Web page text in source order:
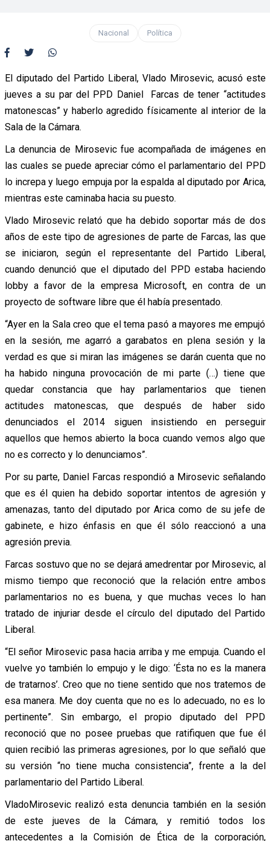
Nacional Política
El diputado del Partido Liberal, Vlado Mirosevic, acusó este
jueves a su par del PPD Daniel Farcas de tener “actitudes
matonescas” y haberlo agredido físicamente al interior de la
Sala de la Cámara.
La denuncia de Mirosevic fue acompañada de imágenes en
las cuales se puede apreciar cómo el parlamentario del PPD
lo increpa y luego empuja por la espalda al diputado por Arica,
mientras este caminaba hacia su puesto.
Vlado Mirosevic relató que ha debido soportar más de dos
años de este tipo de agresiones de parte de Farcas, las que
se iniciaron, según el representante del Partido Liberal,
cuando denunció que el diputado del PPD estaba haciendo
lobby a favor de la empresa Microsoft, en contra de un
proyecto de software libre que él había presentado.
“Ayer en la Sala creo que el tema pasó a mayores me empujó
en la sesión, me agarró a garabatos en plena sesión y la
verdad es que si miran las imágenes se darán cuenta que no
ha habido ninguna provocación de mi parte (…) tiene que
quedar constancia que hay parlamentarios que tienen
actitudes matonescas, que después de haber sido
denunciados el 2014 siguen insistiendo en perseguir
aquellos que hemos abierto la boca cuando vemos algo que
no es correcto y lo denunciamos”.
Por su parte, Daniel Farcas respondió a Mirosevic señalando
que es él quien ha debido soportar intentos de agresión y
amenazas, tanto del diputado por Arica como de su jefe de
gabinete, e hizo énfasis en que él sólo reaccionó a una
agresión previa.
Farcas sostuvo que no se dejará amedrentar por Mirosevic, al
mismo tiempo que reconoció que la relación entre ambos
parlamentarios no es buena, y que muchas veces lo han
tratado de injuriar desde el círculo del diputado del Partido
Liberal.
“El señor Mirosevic pasa hacia arriba y me empuja. Cuando el
vuelve yo también lo empujo y le digo: ‘Ésta no es la manera
de tratarnos’. Creo que no tiene sentido que nos tratemos de
esa manera. Me doy cuenta que no es lo adecuado, no es lo
pertinente”. Sin embargo, el propio diputado del PPD
reconoció que no posee pruebas que ratifiquen que fue él
quien recibió las primeras agresiones, por lo que señaló que
su versión “no tiene mucha consistencia”, frente a la del
parlamentario del Partido Liberal.
VladoMirosevic realizó esta denuncia también en la sesión
de este jueves de la Cámara, y remitió todos los
antecedentes a la Comisión de Ética de la corporación,